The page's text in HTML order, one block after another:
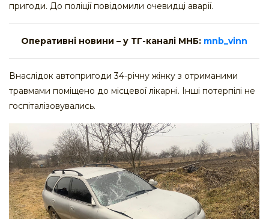
пригоди. До поліції повідомили очевидці аварії.
Оперативні новини – у ТГ-каналі МНБ: mnb_vinn
Внаслідок автопригоди 34-річну жінку з отриманими
травмами поміщено до місцевої лікарні. Інші потерпілі не
госпіталізовувались.